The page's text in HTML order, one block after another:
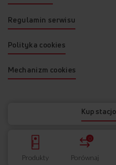
Produkty Porównaj
0
Kup
© 2026
Regulamin serwisu
Polityka cookies
Mechanizm cookies